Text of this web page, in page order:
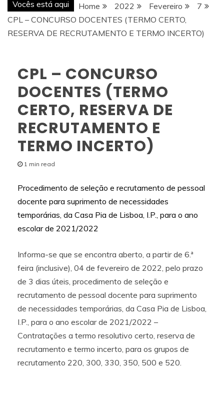
Vocês está aqui Home 2022 Fevereiro
7
CPL – CONCURSO DOCENTES (TERMO CERTO,
RESERVA DE RECRUTAMENTO E TERMO INCERTO)
CPL – CONCURSO
DOCENTES (TERMO
CERTO, RESERVA DE
RECRUTAMENTO E
TERMO INCERTO)
1 min read
Procedimento de seleção e recrutamento de pessoal
docente para suprimento de necessidades
temporárias, da Casa Pia de Lisboa, I.P., para o ano
escolar de 2021/2022
Informa-se que se encontra aberto, a partir de 6.ª
feira (inclusive), 04 de fevereiro de 2022, pelo prazo
de 3 dias úteis, procedimento de seleção e
recrutamento de pessoal docente para suprimento
de necessidades temporárias, da Casa Pia de Lisboa,
I.P., para o ano escolar de 2021/2022 –
Contratações a termo resolutivo certo, reserva de
recrutamento e termo incerto, para os grupos de
recrutamento 220, 300, 330, 350, 500 e 520.